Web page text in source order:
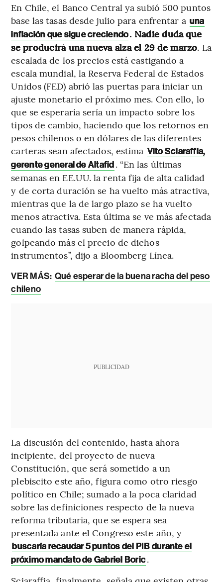
En Chile, el Banco Central ya subió 500 puntos
base las tasas desde julio para enfrentar a una
inflación que sigue creciendo. Nadie duda que
se producirá una nueva alza el 29 de marzo. La
escalada de los precios está castigando a
escala mundial, la Reserva Federal de Estados
Unidos (FED) abrió las puertas para iniciar un
ajuste monetario el próximo mes. Con ello, lo
que se esperaría sería un impacto sobre los
tipos de cambio, haciendo que los retornos en
pesos chilenos o en dólares de las diferentes
carteras sean afectados, estima Vito Sciaraffia,
gerente general de Altafid. “En las últimas
semanas en EE.UU. la renta fija de alta calidad
y de corta duración se ha vuelto más atractiva,
mientras que la de largo plazo se ha vuelto
menos atractiva. Esta última se ve más afectada
cuando las tasas suben de manera rápida,
golpeando más el precio de dichos
instrumentos”, dijo a Bloomberg Línea.
VER MÁS: Qué esperar de la buena racha del peso
chileno
PUBLICIDAD
La discusión del contenido, hasta ahora
incipiente, del proyecto de nueva
Constitución, que será sometido a un
plebiscito este año, figura como otro riesgo
político en Chile; sumado a la poca claridad
sobre las definiciones respecto de la nueva
reforma tributaria, que se espera sea
presentada ante el Congreso este año, y
buscaría recaudar 5 puntos del PIB durante el
próximo mandato de Gabriel Boric.